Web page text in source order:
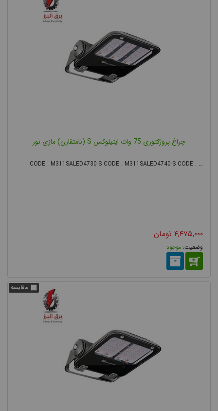
چراغ پروژکتوری 75 وات اپتیلوکس S (نامتقارن) مازی نور
CODE : M311SALED4730-S CODE : M311SALED4740-S CODE : ...
۴,۴۷۵,۰۰۰ تومان
موجود